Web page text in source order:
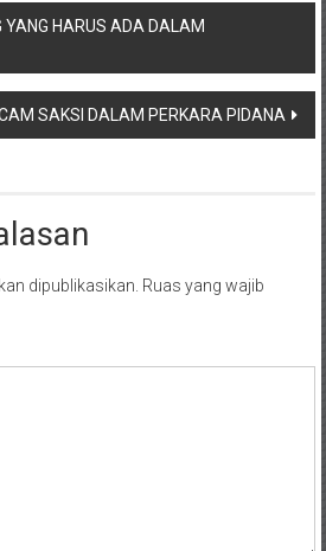
YANG HARUS ADA DALAM
SAKSI DALAM PERKARA PIDANA
dipublikasikan. Ruas yang wajib